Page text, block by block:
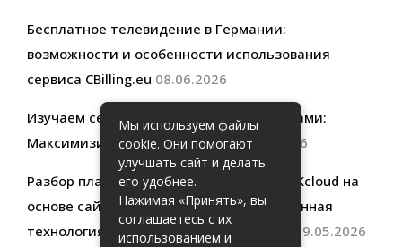
Бесплатное телевидение в Германии:
возможности и особенности использования
сервиса CBilling.eu 08.06.2026
Изучаем секреты экономии с промокодами:
Максимизируйте свои скидки 03.06.2026
Разбор платформы контейнеризации VKcloud на
основе сайта Bootsman.tech: инновационная
технология для современного бизнеса
19.05.2026
Мы используем файлы
cookie. Они помогают
улучшать сайт и делать
его удобнее.
Нажимая «Принять», вы
соглашаетесь с их
использованием и